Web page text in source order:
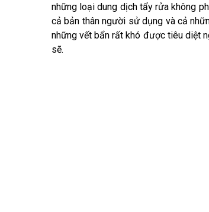
những loại dung dịch tẩy rửa không
cả bản thân người sử dụng và cả
những vết bẩn rất khó được tiêu diệt
sẽ.